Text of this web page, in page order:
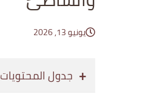
يونيو 13, 2026
جدول المحتويات